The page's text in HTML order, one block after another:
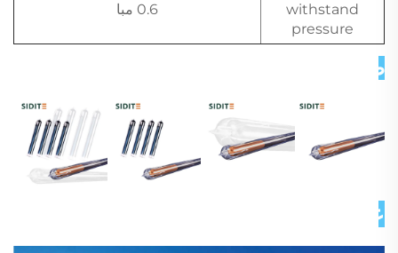
withstand
pressure
0.6 مبا
صور تفصيلية
عن شركتنا